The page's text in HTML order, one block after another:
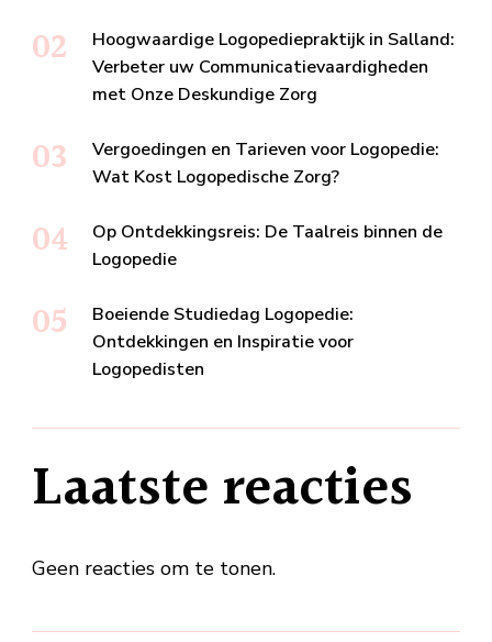
Hoogwaardige Logopediepraktijk in Salland:
Verbeter uw Communicatievaardigheden
met Onze Deskundige Zorg
Vergoedingen en Tarieven voor Logopedie:
Wat Kost Logopedische Zorg?
Op Ontdekkingsreis: De Taalreis binnen de
Logopedie
Boeiende Studiedag Logopedie:
Ontdekkingen en Inspiratie voor
Logopedisten
Laatste reacties
Geen reacties om te tonen.